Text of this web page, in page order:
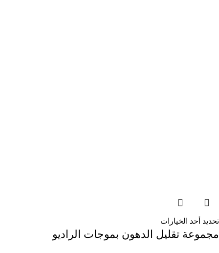
تحديد أحد الخيارات
مجموعة تقليل الدهون بموجات الراديو